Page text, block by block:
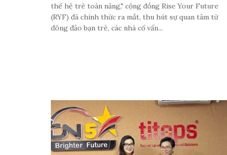
thế hệ trẻ toàn năng," cộng đồng Rise Your Future
(RYF) đã chính thức ra mắt, thu hút sự quan tâm từ
đông đảo bạn trẻ, các nhà cố vấn...